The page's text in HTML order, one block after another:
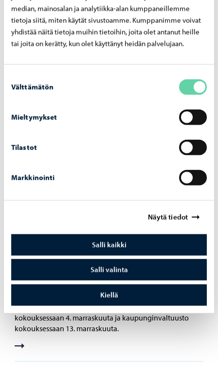
median, mainosalan ja analytiikka-alan kumppaneillemme
tietoja siitä, miten käytät sivustoamme. Kumppanimme voivat
yhdistää näitä tietoja muihin tietoihin, joita olet antanut heille
tai joita on kerätty, kun olet käyttänyt heidän palvelujaan.
valinta
Välttämätön
Mieltymykset
Tilastot
Markkinointi
Näytä tiedot
Salli kaikki
Salli valinta
Kiellä
tilikauden ylijäämä esitettyjen varausten muutosten
jälkeen noin 4,9 miljoonaa euroa.
Kasvun ja oppimisen lautakunta käsittelee
Kasvun ja oppimisen lautakunta käsittelee kokouksessaan
30. tammikuuta säästötoimenpiteitä vuosille 2025–2027.
edellyttämistä korvaavista säästöistä vuodelle 2025
päätetään kaupungin talouden toisen osavuosiraportin
Vuosien 2026 ja 2027 korvaavien säästöjen valmistelu
sisällytetään tulevien vuosien talousarviokehykseen ja
talousarviovalmisteluun.
Porvoon tulovero- ja kiinteistöveroprosentteihin
ei esitetä muutoksia
Porvoon tuloveroprosentin esitetään pysyvän 7,1
prosentissa. Kaupunginhallitus käsittelee asiaa
kokouksessaan 4. marraskuuta ja kaupunginvaltuusto
kokouksessaan 13. marraskuuta.